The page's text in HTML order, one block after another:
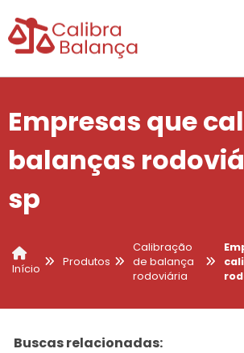
Empresas que
balanças
sp
Início
Produtos
Calibração
de balança
rodoviária
Buscas relacionadas: